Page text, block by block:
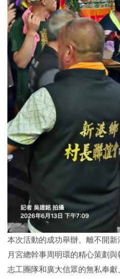
本次活動的成功舉辦、離不開
月宮總幹事周明環的精心策劃與
志工團隊和廣大信眾的無私奉